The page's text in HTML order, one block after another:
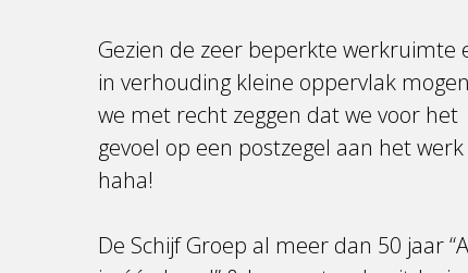
Gezien de zeer beperkte werkruimte
in verhouding kleine oppervlak mogen
we met recht zeggen dat we voor het
gevoel op een postzegel aan het werk
haha!
De Schijf Groep al meer dan 50 jaar